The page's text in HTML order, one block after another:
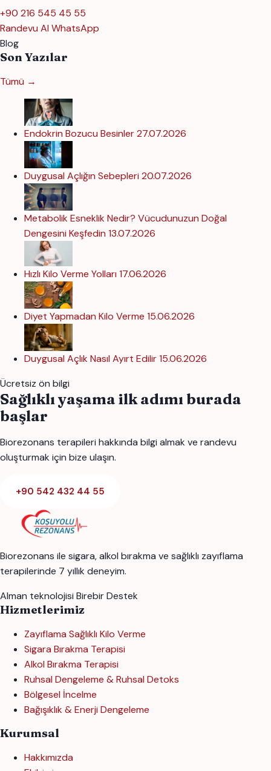
+90 216 545 45 55
Randevu Al WhatsApp
Blog
Son Yazılar
Tümü →
Endokrin Bozucu Besinler27.07.2026
Duygusal Açlığın Sebepleri 20.07.2026
Metabolik Esneklik Nedir? Vücudunuzun Doğal
Dengesini Keşfedin 13.07.2026
Hızlı Kilo Verme Yolları 17.06.2026
Diyet Yapmadan Kilo Verme 15.06.2026
Duygusal Açlık Nasıl Ayırt Edilir15.06.2026
Ücretsiz ön bilgi
Sağlıklı yaşama ilk adımı burada
başlar
Biorezonans terapileri hakkında bilgi almak ve randevu
oluşturmak için bize ulaşın.
+90 542 432 44 55
Biorezonans ile sigara, alkol bırakma ve sağlıklı zayıflama
terapilerinde 7 yıllık deneyim.
Alman teknolojisi Birebir Destek
Hizmetlerimiz
Zayıflama Sağlıklı Kilo Verme
Sigara Bırakma Terapisi
Alkol Bırakma Terapisi
Ruhsal Dengeleme & Ruhsal Detoks
Bölgesel İncelme
Bağışıklık & Enerji Dengeleme
Kurumsal
Hakkımızda